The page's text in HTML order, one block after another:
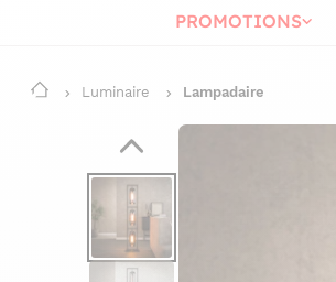
PROMOTIONS
Luminaire Lampadaire